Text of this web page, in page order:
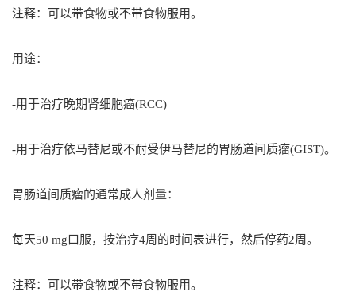
注释：可以带食物或不带食物服用。
用途：
-用于治疗晚期肾细胞癌(RCC)
-用于治疗依马替尼或不耐受伊马替尼的胃肠道间质瘤(GIST)。
胃肠道间质瘤的通常成人剂量：
每天50 mg口服，按治疗4周的时间表进行，然后停药2周。
注释：可以带食物或不带食物服用。